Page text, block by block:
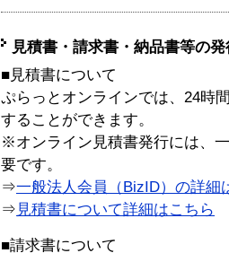
見積書・請求書・納品書等の
■見積書について
ぷらっとオンラインでは、24時
することができます。
※オンライン見積書発行には、
要です。
⇒一般法人会員（BizID）の詳細
⇒ 見積書について詳細はこちら
■請求書について